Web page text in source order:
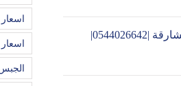
تركيب حجر صناعي في الشارقة |0544026642|